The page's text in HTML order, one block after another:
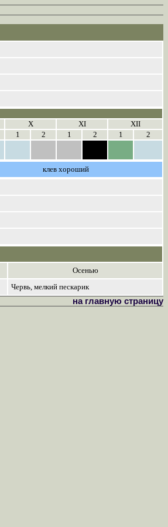
X XI
XII
1 2 1 2 1
2
клев хороший
Осенью
Червь, мелкий пескарик
на главную страницу